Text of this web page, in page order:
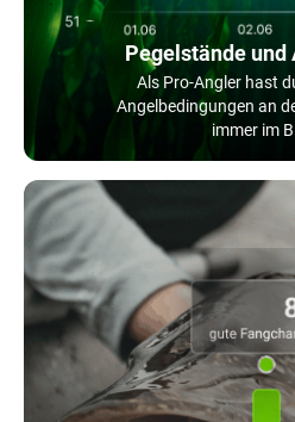
Pegelstände
Als Pro-Angler hast
Angelbedingungen an
immer im